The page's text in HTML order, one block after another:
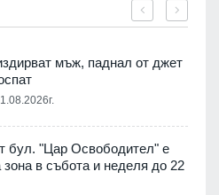
мъж, паднал от джет
бул. "Цар Освободител" е
в събота и неделя до 22